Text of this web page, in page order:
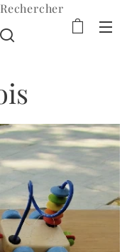
Rechercher